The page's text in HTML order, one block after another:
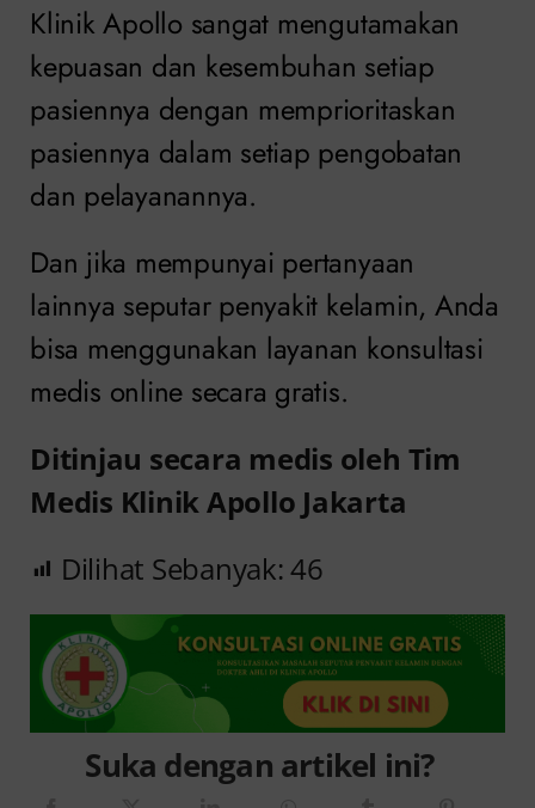
Klinik Apollo sangat mengutamakan
kepuasan dan kesembuhan setiap
pasiennya dengan memprioritaskan
pasiennya dalam setiap pengobatan
dan pelayanannya.
Dan jika mempunyai pertanyaan
lainnya seputar penyakit kelamin, Anda
bisa menggunakan layanan konsultasi
medis online secara gratis.
Ditinjau secara medis oleh Tim
Medis Klinik Apollo Jakarta
Dilihat Sebanyak:46
Suka dengan artikel ini?